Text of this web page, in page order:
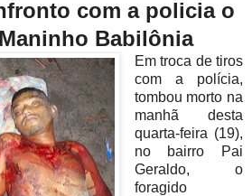
com a policia o
Babilônia
Em troca de tiros
com a polícia,
tombou morto na
manhã desta
quarta-feira (19),
no bairro Pai
Geraldo, o
foragido